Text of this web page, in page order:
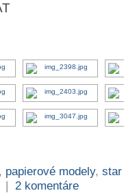
, papierové modely,
| 2 komentáre